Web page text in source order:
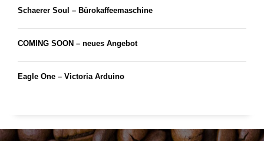
Schaerer Soul – Bürokaffeemaschine
COMING SOON – neues Angebot
Eagle One – Victoria Arduino